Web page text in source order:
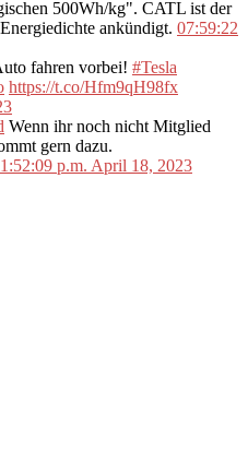
500Wh/kg". CATL ist der
ankündigt. 07:59:22
fahren vorbei! #Tesla
https://t.co/Hfm9qH98fx
Wenn ihr noch nicht Mitglied
gern dazu.
p.m. April 18, 2023